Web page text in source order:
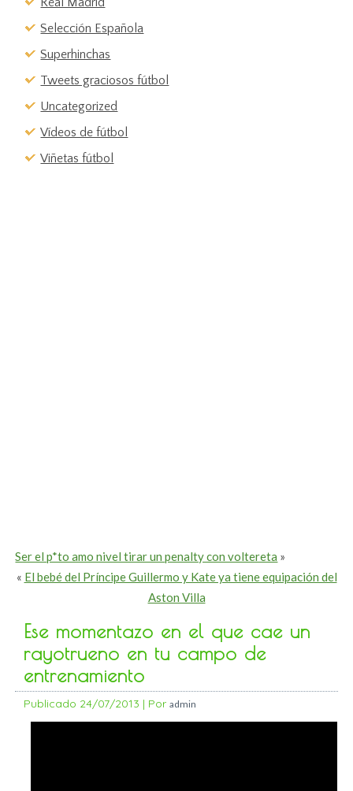
Selección Española
Superhinchas
Tweets graciosos fútbol
Uncategorized
Vídeos de fútbol
Viñetas fútbol
Ser el p*to amo nivel tirar un penalty con voltereta »
« El bebé del Príncipe Guillermo y Kate ya tiene equipación del
Aston Villa
Ese momentazo en el que cae un
rayotrueno en tu campo de
entrenamiento
Publicado 24/07/2013 | Por admin